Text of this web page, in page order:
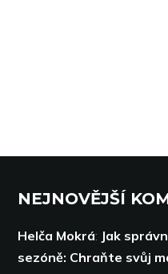
NEJNOVĚJŠÍ
Helča Mokrá: Jak
sezóně: Chraňte svůj